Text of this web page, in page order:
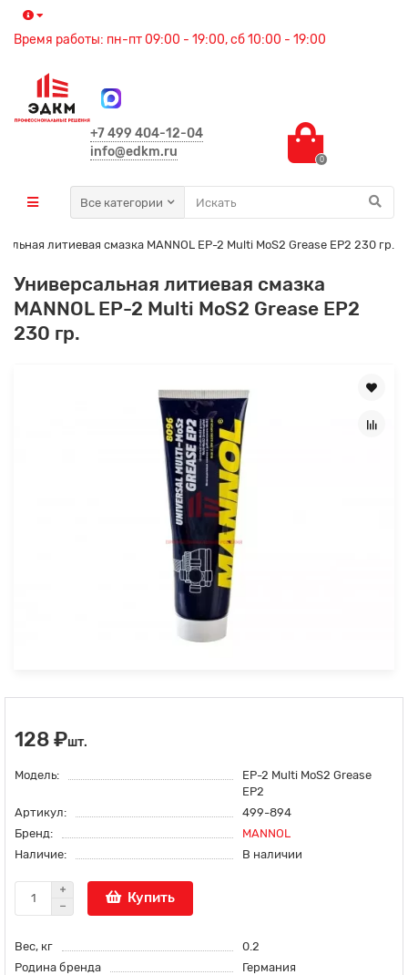
Время работы: пн-пт 09:00 - 19:00, сб 10:00 - 19:00
+7 499 404-12-04
info@edkm.ru
0
Все категории
литиевая смазка MANNOL EP-2 Multi MoS2 Grease EP2 230 гр.
Универсальная литиевая смазка
MANNOL EP-2 Multi MoS2 Grease EP2
230 гр.
128 ₽шт.
Модель:
EP-2 Multi MoS2 Grease
EP2
Артикул:
499-894
Бренд:
MANNOL
Наличие:
В наличии
Купить
Вес, кг
0.2
Родина бренда
Германия